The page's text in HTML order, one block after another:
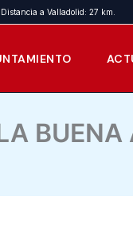
Distancia a Valladolid: 27 km.